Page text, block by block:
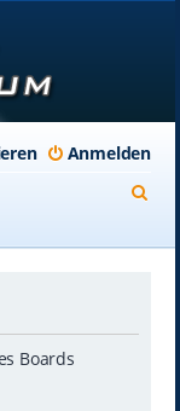
Anmelden
Boards